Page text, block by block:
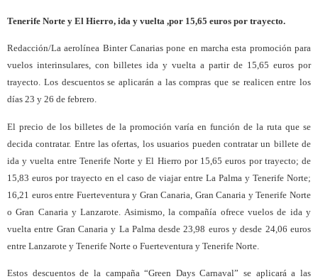
Tenerife Norte y El Hierro, ida y vuelta ,por 15,65 euros por trayecto.
Redacción/La aerolínea Binter Canarias pone en marcha esta promoción para
vuelos interinsulares, con billetes ida y vuelta a partir de 15,65 euros por
trayecto. Los descuentos se aplicarán a las compras que se realicen entre los
días 23 y 26 de febrero.
El precio de los billetes de la promoción varía en función de la ruta que se
decida contratar. Entre las ofertas, los usuarios pueden contratar un billete de
ida y vuelta entre Tenerife Norte y El Hierro por 15,65 euros por trayecto; de
15,83 euros por trayecto en el caso de viajar entre La Palma y Tenerife Norte;
16,21 euros entre Fuerteventura y Gran Canaria, Gran Canaria y Tenerife Norte
o Gran Canaria y Lanzarote. Asimismo, la compañía ofrece vuelos de ida y
vuelta entre Gran Canaria y La Palma desde 23,98 euros y desde 24,06 euros
entre Lanzarote y Tenerife Norte o Fuerteventura y Tenerife Norte.
Estos descuentos de la campaña “Green Days Carnaval” se aplicará a las